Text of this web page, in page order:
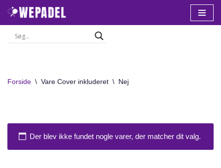
Spring
Forside \ Vare Cover inkluderet \ Nej
Der blev ikke fundet nogle varer, der matcher dit valg.